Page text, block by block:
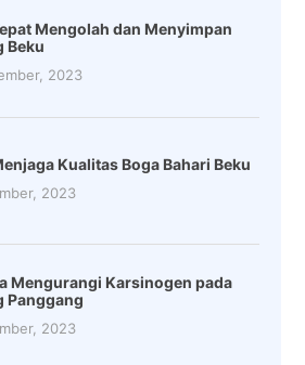
Mengolah dan Menyimpan
Beku
2023
Kualitas Boga Bahari Beku
2023
Mengurangi Karsinogen pada
Panggang
2023